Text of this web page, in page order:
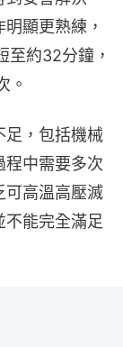
顯更熟練，
至約32分鐘，
。
足，包括機械
程中需要多次
可高溫高壓滅
能完全滿足